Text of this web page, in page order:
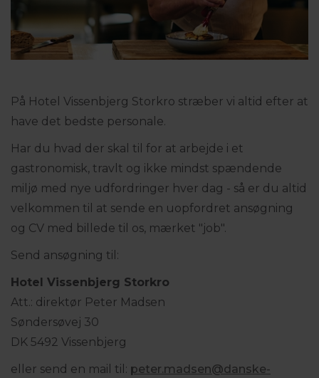
På Hotel Vissenbjerg Storkro stræber vi altid efter at
have det bedste personale.
Har du hvad der skal til for at arbejde i et
gastronomisk, travlt og ikke mindst spændende
miljø med nye udfordringer hver dag - så er du altid
velkommen til at sende en uopfordret ansøgning
og CV med billede til os, mærket "job".
Send ansøgning til:
Hotel Vissenbjerg Storkro
Att.: direktør Peter Madsen
Søndersøvej 30
DK 5492 Vissenbjerg
eller send en mail til: peter.madsen@danske-